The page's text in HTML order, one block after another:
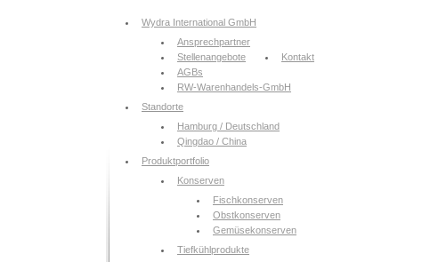
Wydra International GmbH
Ansprechpartner
Stellenangebote
Kontakt
AGBs
RW-Warenhandels-GmbH
Standorte
Hamburg / Deutschland
Qingdao / China
Produktportfolio
Konserven
Fischkonserven
Obstkonserven
Gemüsekonserven
Tiefkühlprodukte